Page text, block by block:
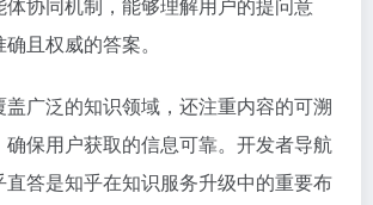
且权威的答案。
广泛的知识领域，还注重内容的可溯
保用户获取的信息可靠。开发者导航
直答是知乎在知识服务升级中的重要布